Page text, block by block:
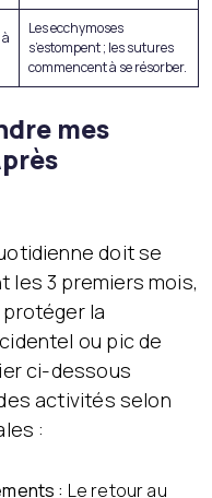
Les ecchymoses
s’estompent ; les sutures
commencent à se résorber.
mes
doit se
les 3 premiers mois,
la
ou pic de
ci-dessous
activités selon
:
: Le retour au